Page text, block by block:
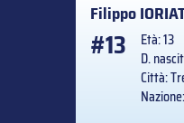
Filippo
#13
Età: 13
D.
Città: